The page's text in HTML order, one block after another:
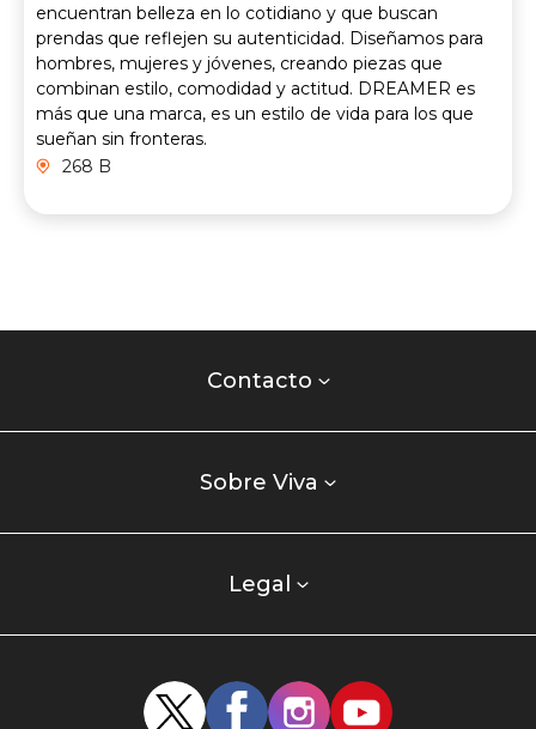
encuentran belleza en lo cotidiano y que buscan
prendas que reflejen su autenticidad. Diseñamos para
hombres, mujeres y jóvenes, creando piezas que
combinan estilo, comodidad y actitud. DREAMER es
más que una marca, es un estilo de vida para los que
sueñan sin fronteras.
268 B
Contacto
Sobre Viva
Legal